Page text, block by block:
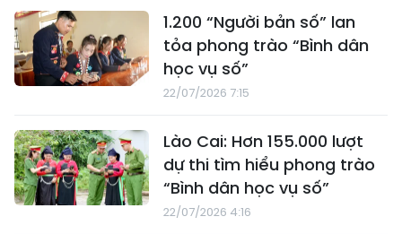
1.200 “Người bản số” lan
tỏa phong trào “Bình dân
học vụ số”
22/07/2026 7:15
Lào Cai: Hơn 155.000 lượt
dự thi tìm hiểu phong trào
“Bình dân học vụ số”
22/07/2026 4:16